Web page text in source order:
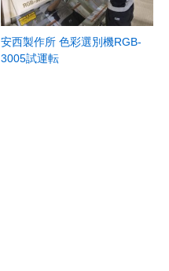
安西製作所 色彩選別機RGB-
3005試運転